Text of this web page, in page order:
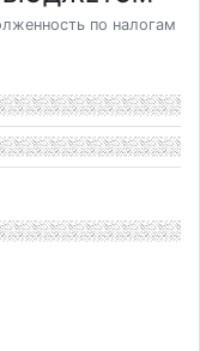
по налогам